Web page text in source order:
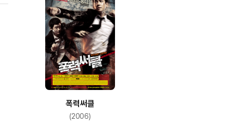
글
폭력써클
(2006)